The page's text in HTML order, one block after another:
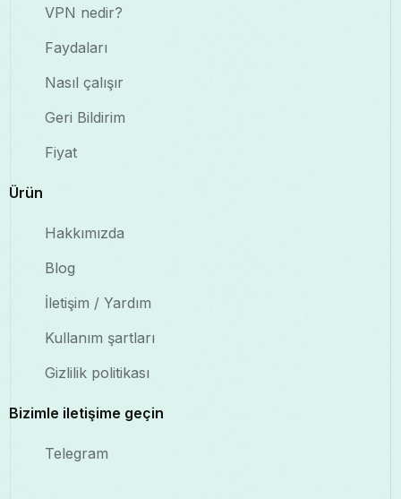
VPN nedir?
Faydaları
Nasıl çalışır
Geri Bildirim
Fiyat
Ürün
Hakkımızda
Blog
İletişim / Yardım
Kullanım şartları
Gizlilik politikası
Bizimle iletişime geçin
Telegram